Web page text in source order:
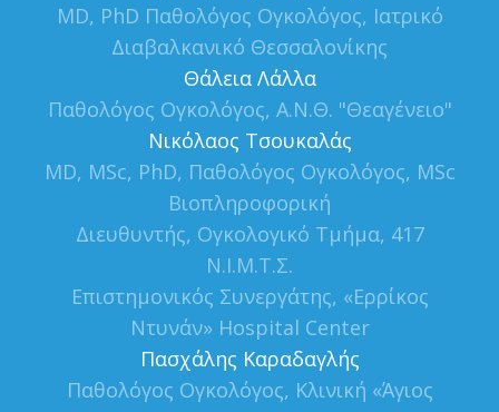
MD, PhD Παθολόγος Ογκολόγος, Ιατρικό
Διαβαλκανικό Θεσσαλονίκης
Θάλεια Λάλλα
Παθολόγος Ογκολόγος, Α.Ν.Θ. "Θεαγένειο"
Νικόλαος Τσουκαλάς
MD, MSc, PhD, Παθολόγος Ογκολόγος, MSc
Βιοπληροφορική
Διευθυντής, Ογκολογικό Τμήμα, 417
Ν.Ι.Μ.Τ.Σ.
Επιστημονικός Συνεργάτης, «Ερρίκος
Ντυνάν» Hospital Center
Πασχάλης Καραδαγλής
Παθολόγος Ογκολόγος, Κλινική «Άγιος